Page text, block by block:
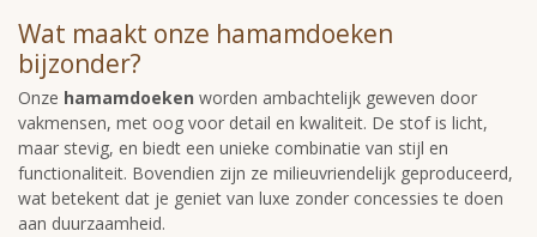
Wat maakt onze hamamdoeken
bijzonder?
Onze hamamdoeken worden ambachtelijk geweven door
vakmensen, met oog voor detail en kwaliteit. De stof is licht,
maar stevig, en biedt een unieke combinatie van stijl en
functionaliteit. Bovendien zijn ze milieuvriendelijk geproduceerd,
wat betekent dat je geniet van luxe zonder concessies te doen
aan duurzaamheid.